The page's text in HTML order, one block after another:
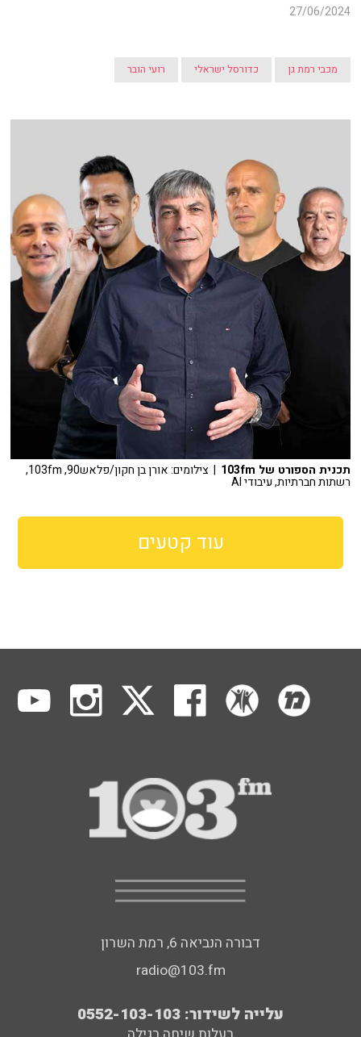
27/06/2024
מכבי רמת גן כדורסל ישראלי רועי הובר
תכנית הספורט של 103fm | צילומים: אורן בן חקון/פלאש90, 103fm,
רשתות חברתיות, עיבודי AI
עוד קטעים
דבורה הנביאה 6, רמת השרון
radio@103.fm
עלייה לשידור: 0552-103-103